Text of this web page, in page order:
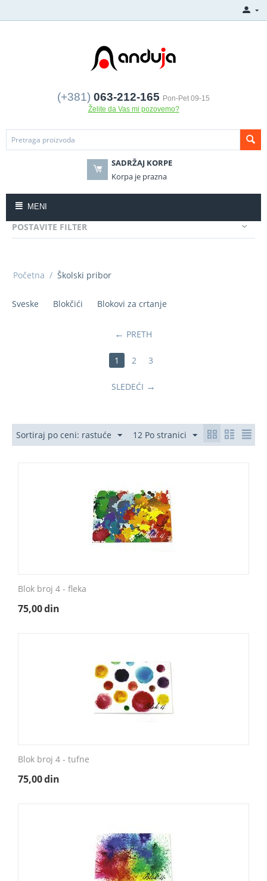
(+381) 063-212-165 Pon-Pet 09-15
Želite da Vas mi pozovemo?
SADRŽAJ KORPE
Korpa je prazna
MENI
POSTAVITE FILTER
Početna / Školski pribor
Sveske Blokčići Blokovi za crtanje
PRETH
1 2 3
SLEDEĆI
Sortiraj po ceni: rastuće 12 Po stranici
Blok broj 4 - fleka
75,00din
Blok broj 4 - tufne
75,00din